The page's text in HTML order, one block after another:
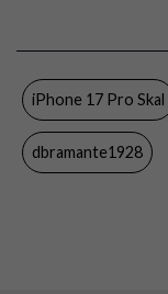
Färg
Varumärke
iPhone 17 Pro Skal
dbramante1928